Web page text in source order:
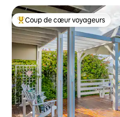
Coups de cœur voyageurs les
Coup de cœur voyageurs